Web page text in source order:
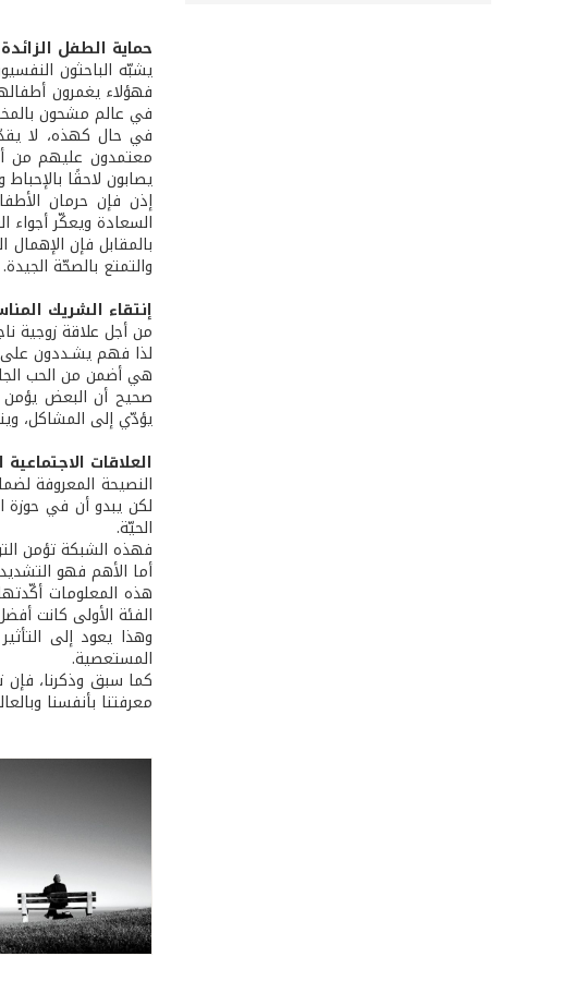
حماية الطفل
يشبّه الباحثون
فهؤلاء يغمرون
في عالم مشحون
في حال كهذه، لا
معتمدون عليهم من
يصابون لاحقًا
إذن فإن حرمان
السعادة ويعكّر أجواء
بالمقابل فإن
والتمتع بالصحّة الجيدة.
إنتقاء الشريك
من أجل علاقة زوجية
لذا فهم يشـددون على
هي أضمن من الحب
صحيح أن البعض يؤمن
يؤدّي إلى المشاكل،
العلاقات
النصيحة المعروفة
لكن يبدو أن في حوزة
الحيّة.
فهذه الشبكة تؤمن
أما الأهم فهو
هذه المعلومات
الفئة الأولى كانت
وهذا يعود إلى
المستعصية.
كما سبق وذكرنا، فإن
معرفتنا بأنفسنا